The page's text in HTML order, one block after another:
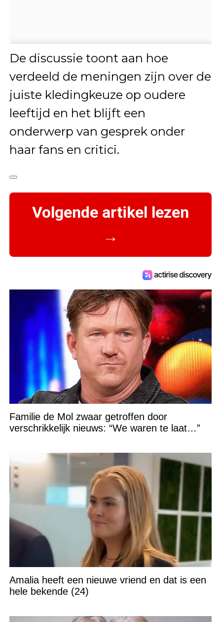
De discussie toont aan hoe
verdeeld de meningen zijn over de
juiste kledingkeuze op oudere
leeftijd en het blijft een
onderwerp van gesprek onder
haar fans en critici.
Volgende artikel lezen
→
Familie de Mol zwaar getroffen door
verschrikkelijk nieuws: “We waren te laat…”
Amalia heeft een nieuwe vriend en dat is een
hele bekende (24)